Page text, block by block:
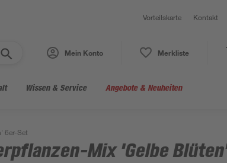
Vorteilskarte Kontakt
Mein Konto Merkliste
Wissen & Service Angebote & Neuheiten
6er-Set
Mix 'Gelbe